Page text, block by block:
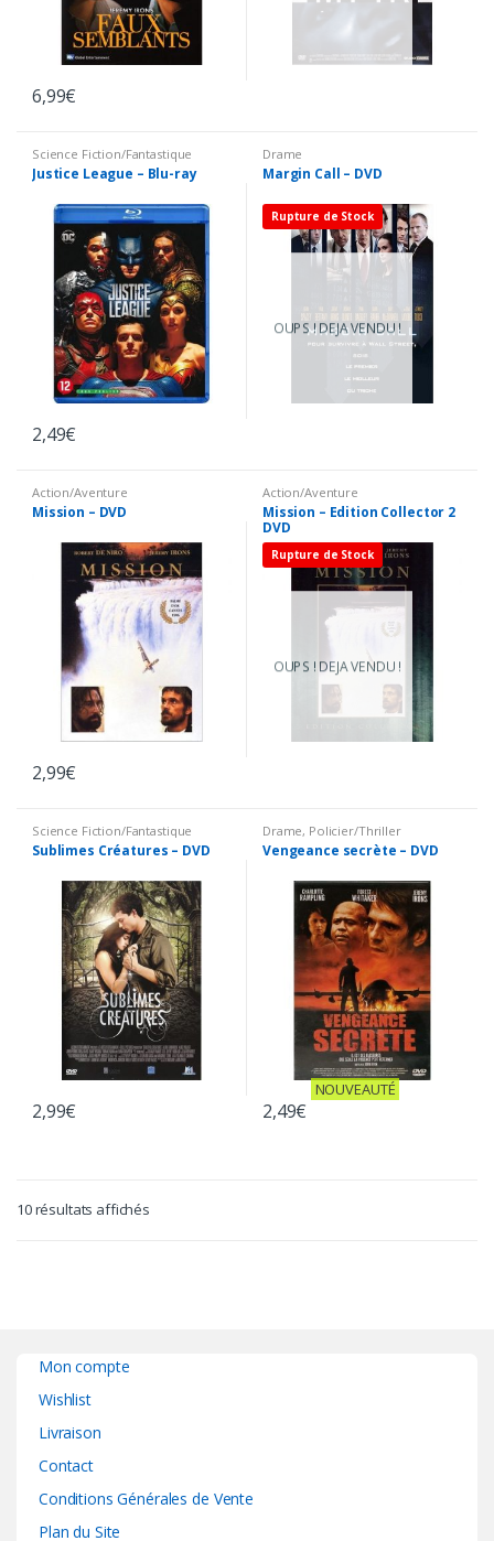
6,99€
Science Fiction/Fantastique
Justice League – Blu-ray
2,49€
Drame
Margin Call – DVD
Rupture de Stock
OUPS ! DEJA VENDU !
Action/Aventure
Mission – DVD
2,99€
Action/Aventure
Mission – Edition Collector 2
DVD
Rupture de Stock
OUPS ! DEJA VENDU !
Science Fiction/Fantastique
Sublimes Créatures – DVD
2,99€
Drame, Policier/Thriller
Vengeance secrète – DVD
NOUVEAUTÉ
2,49€
10 résultats affichés
Mon compte
Wishlist
Livraison
Contact
Conditions Générales de Vente
Plan du Site